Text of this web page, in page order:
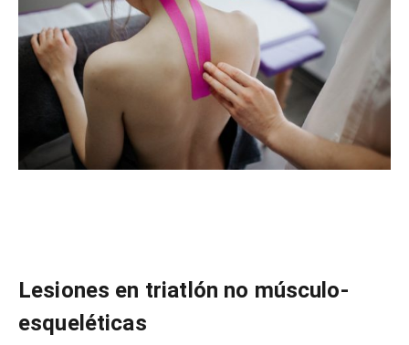
Lesiones en triatlón no músculo-
esqueléticas